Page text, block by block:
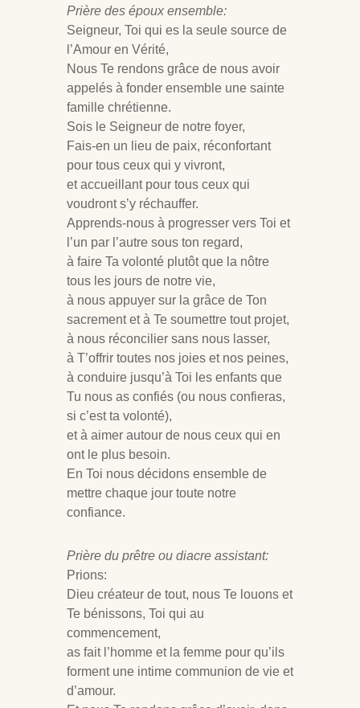
Prière des époux ensemble:
Seigneur, Toi qui es la seule source de
l’Amour en Vérité,
Nous Te rendons grâce de nous avoir
appelés à fonder ensemble une sainte
famille chrétienne.
Sois le Seigneur de notre foyer,
Fais-en un lieu de paix, réconfortant
pour tous ceux qui y vivront,
et accueillant pour tous ceux qui
voudront s’y réchauffer.
Apprends-nous à progresser vers Toi et
l’un par l’autre sous ton regard,
à faire Ta volonté plutôt que la nôtre
tous les jours de notre vie,
à nous appuyer sur la grâce de Ton
sacrement et à Te soumettre tout projet,
à nous réconcilier sans nous lasser,
à T’offrir toutes nos joies et nos peines,
à conduire jusqu’à Toi les enfants que
Tu nous as confiés (ou nous confieras,
si c’est ta volonté),
et à aimer autour de nous ceux qui en
ont le plus besoin.
En Toi nous décidons ensemble de
mettre chaque jour toute notre
confiance.
Prière du prêtre ou diacre assistant:
Prions:
Dieu créateur de tout, nous Te louons et
Te bénissons, Toi qui au
commencement,
as fait l’homme et la femme pour qu’ils
forment une intime communion de vie et
d’amour.